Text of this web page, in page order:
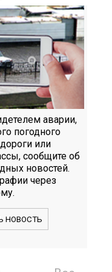
аварии,
погодного
или
сообщите об
новостей.
через
НОВОСТЬ